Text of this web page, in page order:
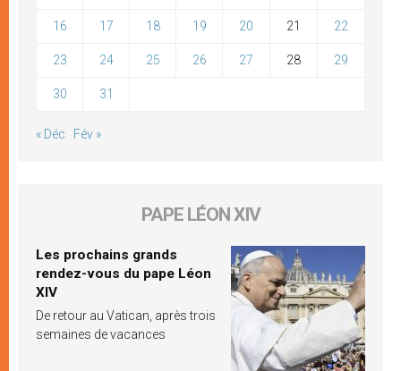
16 17 18 19 20 21 22
23 24 25 26 27 28 29
30 31
« Déc Fév »
PAPE LÉON XIV
Les prochains grands
rendez-vous du pape Léon
XIV
De retour au Vatican, après trois
semaines de vacances